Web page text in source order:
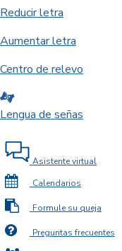
Reducir letra
Aumentar letra
Centro de relevo
Lengua de señas
Asistente virtual
Calendarios
Formule su queja
Preguntas frecuentes